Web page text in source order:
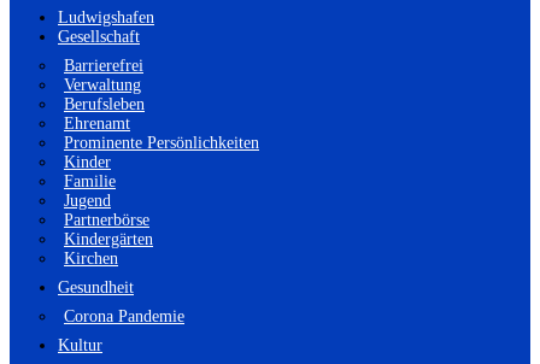
Ludwigshafen
Gesellschaft
Barrierefrei
Verwaltung
Berufsleben
Ehrenamt
Prominente Persönlichkeiten
Kinder
Familie
Jugend
Partnerbörse
Kindergärten
Kirchen
Gesundheit
Corona Pandemie
Kultur